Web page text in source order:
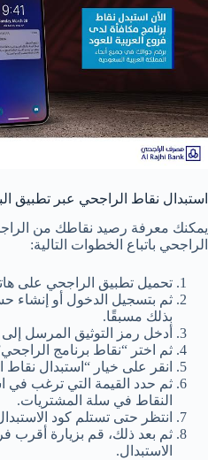
استبدال نقاط الراجحي عبر تطبيق
يمكنك معرفة رصيد نقاطك من
الراجحي باتباع الخطوات التالية:
تحميل تطبيق الراجحي على
ثم بتسجيل الدخول أو إنشاء
بذلك مسبقًا.
أدخل رمز التوثيق المرسل
ثم اختر “نقاط برنامج
انقر على خيار “استبدال نقاط
ثم حدد القيمة التي ترغب في
النقاط في سلة المشتريات.
انتظر حتى تستلم كود
ثم بعد ذلك، قم بزيارة أقرب
الاستبدال.